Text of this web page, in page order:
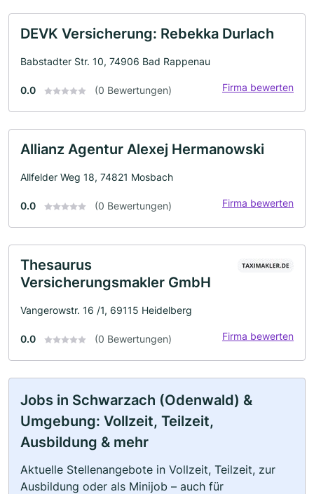
DEVK Versicherung: Rebekka Durlach
Babstadter Str. 10, 74906 Bad Rappenau
0.0 (0 Bewertungen) Firma bewerten
Allianz Agentur Alexej Hermanowski
Allfelder Weg 18, 74821 Mosbach
0.0 (0 Bewertungen) Firma bewerten
Thesaurus
Versicherungsmakler GmbH
Vangerowstr. 16 /1, 69115 Heidelberg
0.0 (0 Bewertungen) Firma bewerten
Jobs in Schwarzach (Odenwald) &
Umgebung: Vollzeit, Teilzeit,
Ausbildung & mehr
Aktuelle Stellenangebote in Vollzeit, Teilzeit, zur
Ausbildung oder als Minijob – auch für